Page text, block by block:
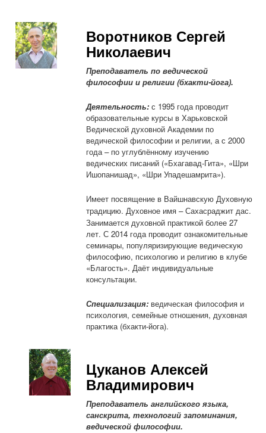
Воротников Сергей
Николаевич
Преподаватель по ведической
философии и религии (бхакти-йога).
Деятельность: с 1995 года проводит
образовательные курсы в Харьковской
Ведической духовной Академии по
ведической философии и религии, а с 2000
года – по углублённому изучению
ведических писаний («Бхагавад-Гита», «Шри
Ишопанишад», «Шри Упадешамрита»).
Имеет посвящение в Вайшнавскую Духовную
традицию. Духовное имя– Сахасраджит дас.
Занимается духовной практикой более 27
лет. С 2014 года проводит ознакомительные
семинары, популяризирующие ведическую
философию, психологию и религию в клубе
«Благость». Даёт индивидуальные
консультации.
Специализация: ведическая философия и
психология, семейные отношения, духовная
практика (бхакти-йога).
Цуканов Алексей
Владимирович
Преподаватель английского языка,
санскрита, технологий запоминания,
ведической философии.